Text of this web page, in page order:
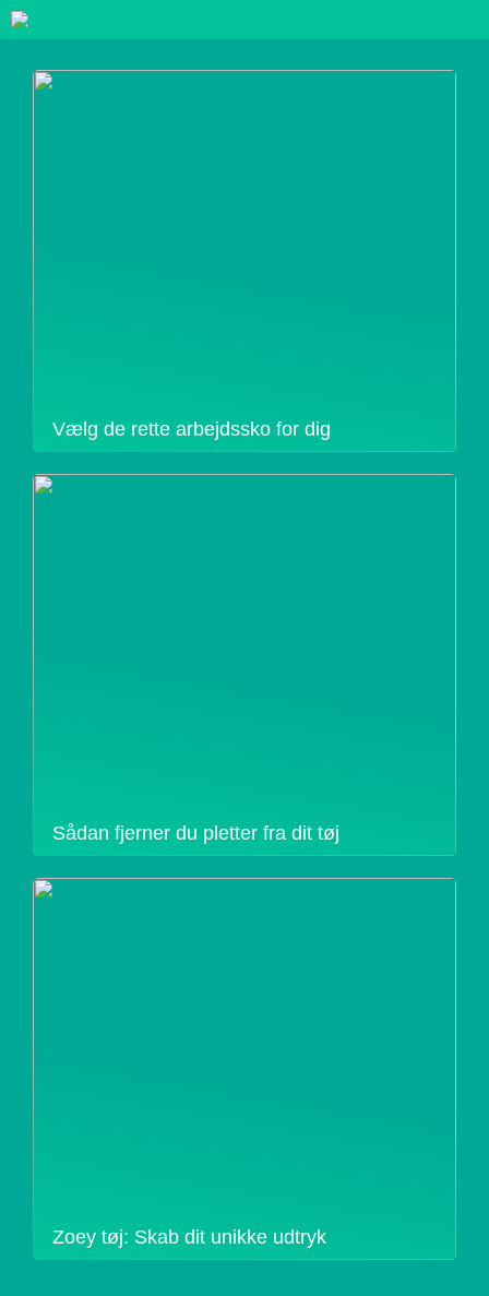
Vælg de rette arbejdssko for dig
Sådan fjerner du pletter fra dit tøj
Zoey tøj: Skab dit unikke udtryk